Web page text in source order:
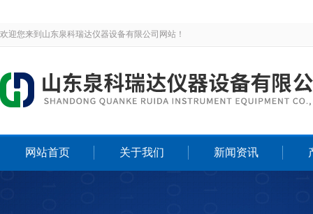
欢迎您来到山东泉科瑞达仪器设备有限公司网站！
网站首页 关于我们 新闻资讯